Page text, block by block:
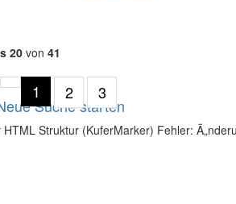
20 von 41
1 2 3
NÃ¤chste
SeiteSuche starten
Struktur (KuferMarker) Fehler: